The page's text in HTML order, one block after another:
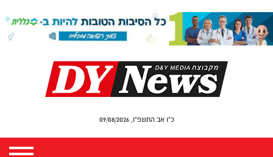
כ"ו אב התשפ"ו, 09/08/2026